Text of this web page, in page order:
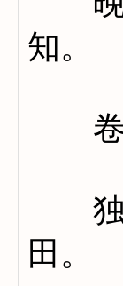
知。
卷
独
田。